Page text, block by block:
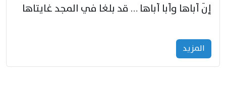
إنّ أباها وأبا أباها … قد بلغا في المجد غايتاها
المزید